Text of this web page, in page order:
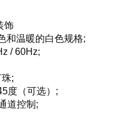
饰
和温暖的白色规格;
/ 60Hz;
;
度（可选）;
道控制;